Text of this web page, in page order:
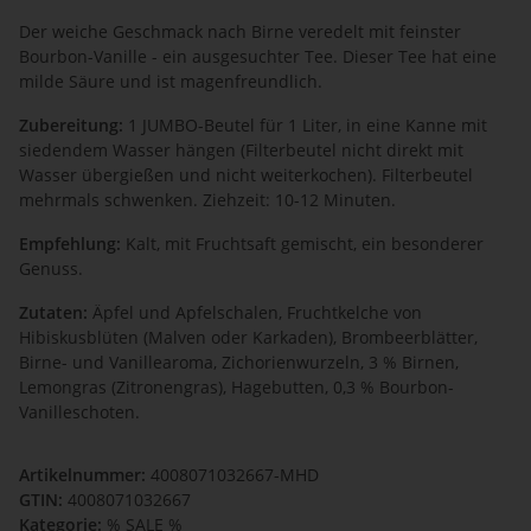
Der weiche Geschmack nach Birne veredelt mit feinster
Bourbon-Vanille - ein ausgesuchter Tee. Dieser Tee hat eine
milde Säure und ist magenfreundlich.
Zubereitung: 1 JUMBO-Beutel für 1 Liter, in eine Kanne mit
siedendem Wasser hängen (Filterbeutel nicht direkt mit
Wasser übergießen und nicht weiterkochen). Filterbeutel
mehrmals schwenken. Ziehzeit: 10-12 Minuten.
Empfehlung: Kalt, mit Fruchtsaft gemischt, ein besonderer
Genuss.
Zutaten: Äpfel und Apfelschalen, Fruchtkelche von
Hibiskusblüten (Malven oder Karkaden), Brombeerblätter,
Birne- und Vanillearoma, Zichorienwurzeln, 3 % Birnen,
Lemongras (Zitronengras), Hagebutten, 0,3 % Bourbon-
Vanilleschoten.
Artikelnummer: 4008071032667-MHD
GTIN: 4008071032667
Kategorie: % SALE %